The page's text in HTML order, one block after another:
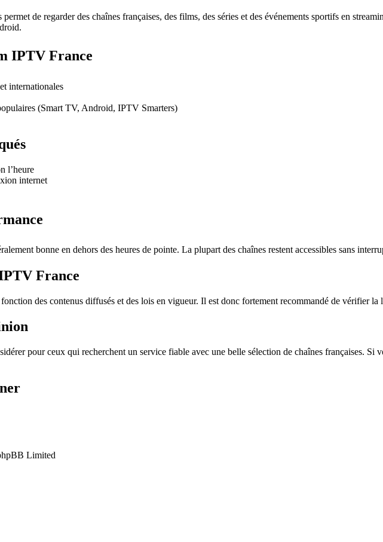
de regarder des chaînes françaises, des films, des séries et des événements sportifs en
IPTV France
internationales
(Smart TV, Android, IPTV Smarters)
l’heure
internet
bonne en dehors des heures de pointe. La plupart des chaînes restent accessibles sans
France
des contenus diffusés et des lois en vigueur. Il est donc fortement recommandé de vérifier la
pour ceux qui recherchent un service fiable avec une belle sélection de chaînes françaises. Si
Limited